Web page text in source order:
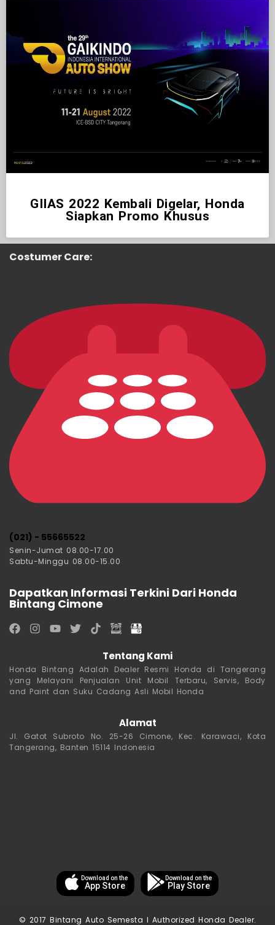
GIIAS 2022 Kembali Digelar, Honda
Siapkan Promo Khusus
Costumer Care:
(021) - 55665522
Senin-Jumat 08.00-17.00
Sabtu-Minggu 08.00-15.00
Dapatkan Informasi Terkini Dari Honda
Bintang Cimone
Tentang Kami
Honda Bintang Adalah Dealer Resmi Honda di Tangerang
yang Melayani Penjualan Unit Mobil Terbaru, Servis, Body
and Paint dan Suku Cadang Asli Mobil Honda
Alamat
Jl. Gatot Subroto No. 25-26 Cimone, Kec. Karawaci, Kota
Tangerang, Banten 15114 Indonesia
Download on the
App Store
Download on the
Play Store
© 2017 Bintang Auto Semesta I Authorized Honda Dealer.